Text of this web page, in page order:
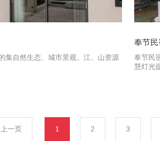
集自然生态、城市景观、江、山资源
奉节
奉节民
慧灯光
上一页 1 2 3